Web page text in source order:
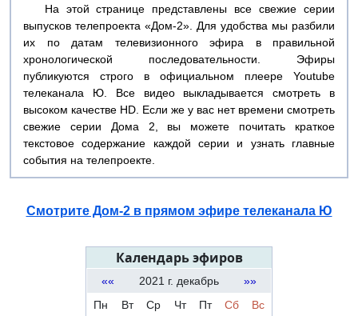
На этой странице представлены все свежие серии
выпусков телепроекта «Дом-2». Для удобства мы разбили
их по датам телевизионного эфира в правильной
хронологической последовательности. Эфиры
публикуются строго в официальном плеере Youtube
телеканала Ю. Все видео выкладывается смотреть в
высоком качестве HD. Если же у вас нет времени смотреть
свежие серии Дома 2, вы можете почитать краткое
текстовое содержание каждой серии и узнать главные
события на телепроекте.
Смотрите Дом-2 в прямом эфире телеканала Ю
Календарь эфиров
«« 2021 г. декабрь
»»
Пн
Вт Ср Чт Пт Сб
Вс